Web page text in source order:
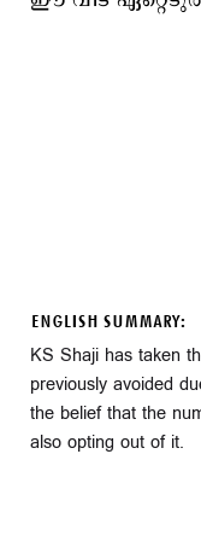
ENGLISH SUMMARY:
KS Shaji has taken
previously avoided
the belief that the
also opting out of it.